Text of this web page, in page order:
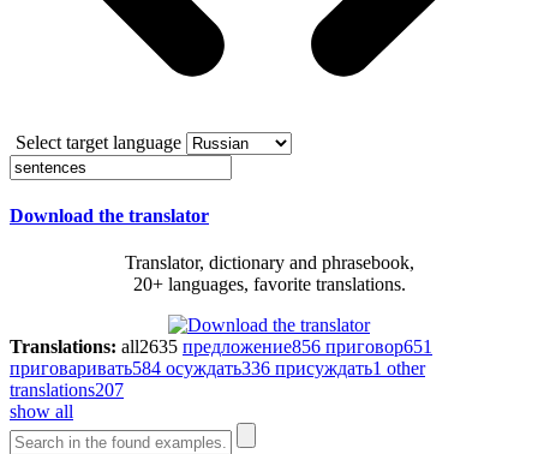
Select target language
Download the translator
Translator, dictionary and phrasebook,
20+ languages, favorite translations.
Translations: all2635 предложение856 приговор651
приговаривать584 осуждать336 присуждать1 other
translations207
show all